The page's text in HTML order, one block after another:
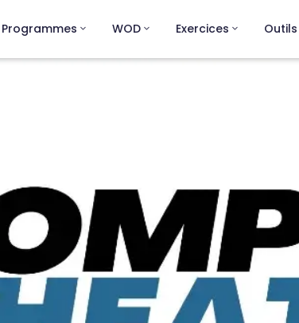
Programmes WOD Exercices Outils